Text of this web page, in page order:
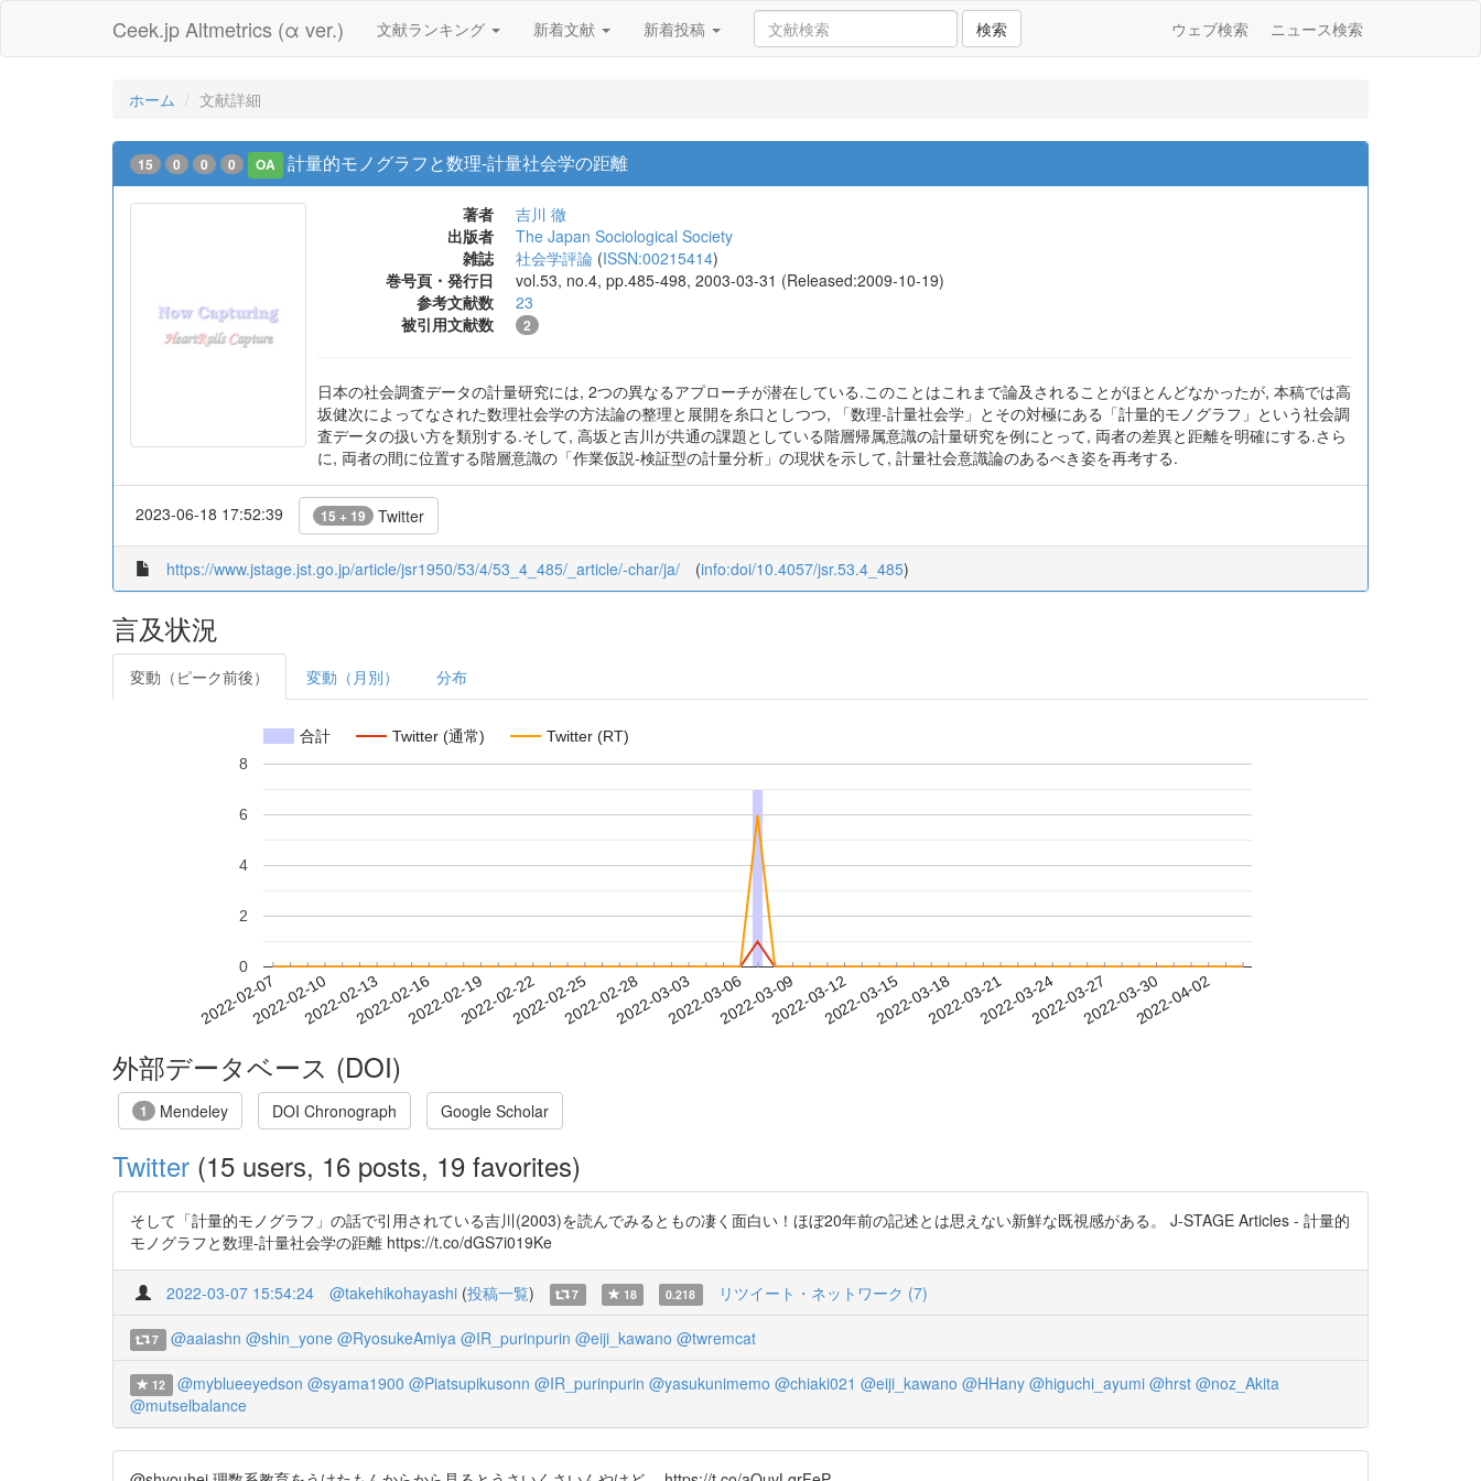
Ceek.jp Altmetrics (α ver.) 文献ランキング 新着文献 新着投稿 検索 ウェブ検索 ニュース検索
ホーム 文献詳細
15 0 0 0 OA 計量的モノグラフと数理-計量社会学の距離
著者
吉川 徹
出版者
The Japan Sociological Society
雑誌
社会学評論 (ISSN:00215414)
巻号頁・発行日
vol.53, no.4, pp.485-498, 2003-03-31 (Released:2009-10-19)
参考文献数
23
被引用文献数
2
日本の社会調査データの計量研究には, 2つの異なるアプローチが潜在している.このことはこれまで論及されることがほとんどなかったが, 本稿では高
坂健次によってなされた数理社会学の方法論の整理と展開を糸口としつつ, 「数理-計量社会学」とその対極にある「計量的モノグラフ」という社会調
査データの扱い方を類別する.そして, 高坂と吉川が共通の課題としている階層帰属意識の計量研究を例にとって, 両者の差異と距離を明確にする.さら
に, 両者の間に位置する階層意識の「作業仮説-検証型の計量分析」の現状を示して, 計量社会意識論のあるべき姿を再考する.
2023-06-18 17:52:39 15 + 19 Twitter
https://www.jstage.jst.go.jp/article/jsr1950/53/4/53_4_485/_article/-char/ja/ (info:doi/10.4057/jsr.53.4_485)
言及状況
変動（ピーク前後） 変動（月別） 分布
合計 Twitter (通常) Twitter (RT)
2022-02-072022-02-102022-02-132022-02-162022-02-192022-02-222022-02-252022-02-282022-03-032022-03-062022-03-092022-03-122022-03-152022-03-182022-03-212022-03-242022-03-272022-03-302022-04-02
0
2
4
6
8
外部データベース (DOI)
1 Mendeley DOI Chronograph Google Scholar
Twitter (15 users, 16 posts, 19 favorites)
そして「計量的モノグラフ」の話で引用されている吉川(2003)を読んでみるともの凄く面白い！ほぼ20年前の記述とは思えない新鮮な既視感がある。 J-STAGE Articles - 計量的
モノグラフと数理-計量社会学の距離 https://t.co/dGS7i019Ke
2022-03-07 15:54:24 @takehikohayashi (投稿一覧) 7 18 0.218 リツイート・ネットワーク (7)
7 @aaiashn @shin_yone @RyosukeAmiya @IR_purinpurin @eiji_kawano @twremcat
12 @myblueeyedson @syama1900 @Piatsupikusonn @IR_purinpurin @yasukunimemo @chiaki021 @eiji_kawano @HHany @higuchi_ayumi @hrst @noz_Akita
@mutselbalance